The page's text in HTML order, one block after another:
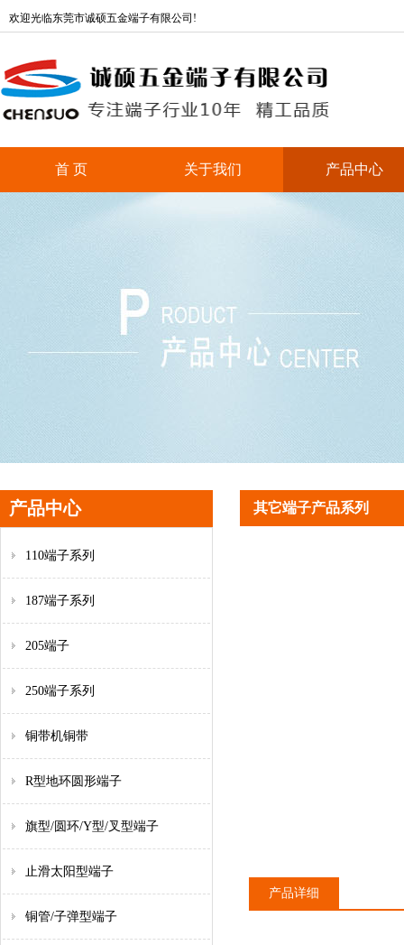
欢迎光临东莞市诚硕五金端子有限公司!
首 页 关于我们 产品中心
产品中心
110端子系列
187端子系列
205端子
250端子系列
铜带机铜带
R型地环圆形端子
旗型/圆环/Y型/叉型端子
止滑太阳型端子
铜管/子弹型端子
其它端子产品系列
产品详细